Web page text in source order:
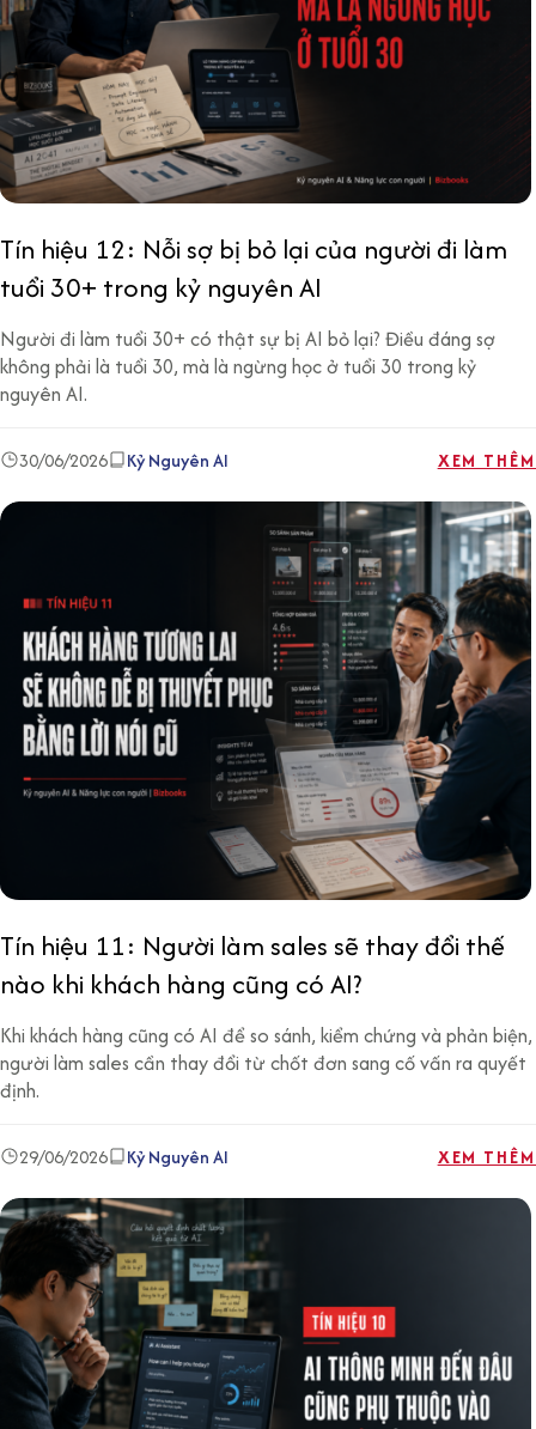
Tín hiệu 12: Nỗi sợ bị bỏ lại của người đi làm
tuổi 30+ trong kỷ nguyên AI
Người đi làm tuổi 30+ có thật sự bị AI bỏ lại? Điều đáng sợ
không phải là tuổi 30, mà là ngừng học ở tuổi 30 trong kỷ
nguyên AI.
30/06/2026 Kỷ Nguyên AI XEM THÊM
Tín hiệu 11: Người làm sales sẽ thay đổi thế
nào khi khách hàng cũng có AI?
Khi khách hàng cũng có AI để so sánh, kiểm chứng và phản biện,
người làm sales cần thay đổi từ chốt đơn sang cố vấn ra quyết
định.
29/06/2026 Kỷ Nguyên AI XEM THÊM